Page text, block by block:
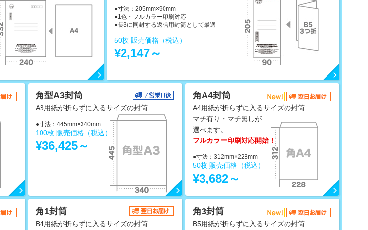
●寸法：205mm×90mm
●1色・フルカラー印刷対応
●長3に同封する返信用封筒として最適
50枚 販売価格（税込）
¥2,147～
角型A3封筒
A3用紙が折らずに入るサイズの封筒
●寸法：445mm×340mm
100枚 販売価格（税込）
¥36,425～
角A4封筒
A4用紙が折らずに入るサイズの封筒
マチ有り・マチ無しが
選べます。
フルカラー印刷対応開始！
●寸法：312mm×228mm
50枚 販売価格（税込）
¥3,682～
角1封筒
B4用紙が折らずに入るサイズの封筒
角3封筒
B5用紙が折らずに入るサイズの封筒